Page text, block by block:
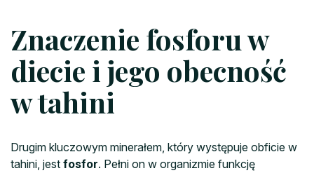
Znaczenie fosforu w
diecie i jego obecność
w tahini
Drugim kluczowym minerałem, który występuje obficie w
tahini, jest fosfor. Pełni on w organizmie funkcję